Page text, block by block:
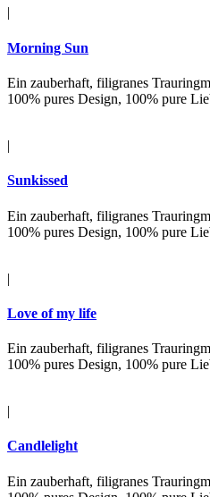
|
Morning Sun
Ein zauberhaft, filigranes
100% pures Design, 100% pure
|
Sunkissed
Ein zauberhaft, filigranes
100% pures Design, 100% pure
|
Love of my life
Ein zauberhaft, filigranes
100% pures Design, 100% pure
|
Candlelight
Ein zauberhaft, filigranes